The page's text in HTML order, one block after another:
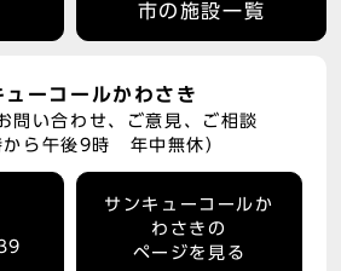
市の施設一覧
ューコールかわさき
問い合わせ、ご意見、ご相談
から午後9時 年中無休）
サンキューコールか
わさきの
ページを見る